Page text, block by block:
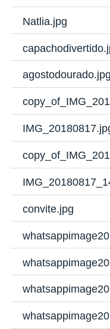
Natlia.jpg
agostodourado.jpg
convite.jpg